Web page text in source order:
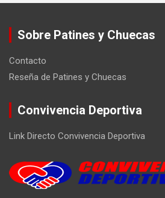
Sobre Patines y Chuecas
Contacto
Reseña de Patines y Chuecas
Convivencia Deportiva
Link Directo Convivencia Deportiva